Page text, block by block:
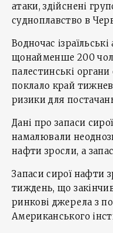
атаки, здійснені
судноплавство в
Водночас
щонайменше 200
палестинські
поклало край
ризики для
Дані про запаси
намалювали
нафти зросли, а
Запаси сирої нафти
тиждень, що
ринкові джерела з
Американського